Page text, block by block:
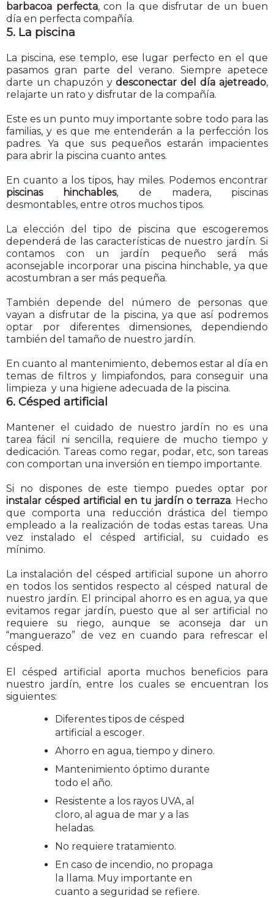
barbacoa perfecta, con la que disfrutar de un buen
día en perfecta compañía.
5. La piscina
La piscina, ese templo, ese lugar perfecto en el que
pasamos gran parte del verano. Siempre apetece
darte un chapuzón ydesconectar del día ajetreado,
relajarte un rato y disfrutar de la compañía.
Este es un punto muy importante sobre todo para las
familias, y es que me entenderán a la perfección los
padres. Ya que sus pequeños estarán impacientes
para abrir la piscina cuanto antes.
En cuanto a los tipos, hay miles. Podemos encontrar
piscinas hinchables, de madera, piscinas
desmontables, entre otros muchos tipos.
La elección del tipo de piscina que escogeremos
dependerá de las características de nuestro jardín. Si
contamos con un jardín pequeño será más
aconsejable incorporar una piscina hinchable, ya que
acostumbran a ser más pequeña.
También depende del número de personas que
vayan a disfrutar de la piscina, ya que así podremos
optar por diferentes dimensiones, dependiendo
también del tamaño de nuestro jardín.
En cuanto al mantenimiento, debemos estar al día en
temas de filtros y limpiafondos, para conseguir una
limpieza y una higiene adecuada de la piscina.
6. Césped artificial
Mantener el cuidado de nuestro jardín no es una
tarea fácil ni sencilla, requiere de mucho tiempo y
dedicación. Tareas como regar, podar, etc, son tareas
con comportan una inversión en tiempo importante.
Si no dispones de este tiempo puedes optar por
instalar césped artificial en tu jardín o terraza. Hecho
que comporta una reducción drástica del tiempo
empleado a la realización de todas estas tareas. Una
vez instalado el césped artificial, su cuidado es
mínimo.
La instalación del césped artificial supone un ahorro
en todos los sentidos respecto al césped natural de
nuestro jardín. El principal ahorro es en agua, ya que
evitamos regar jardín, puesto que al ser artificial no
requiere su riego, aunque se aconseja dar un
“manguerazo” de vez en cuando para refrescar el
césped.
El césped artificial aporta muchos beneficios para
nuestro jardín, entre los cuales se encuentran los
siguientes:
Diferentes tipos de césped
artificial a escoger.
Ahorro en agua, tiempo y dinero.
Mantenimiento óptimo durante
todo el año.
Resistente a los rayos UVA, al
cloro, al agua de mar y a las
heladas.
No requiere tratamiento.
En caso de incendio, no propaga
la llama. Muy importante en
cuanto a seguridad se refiere.